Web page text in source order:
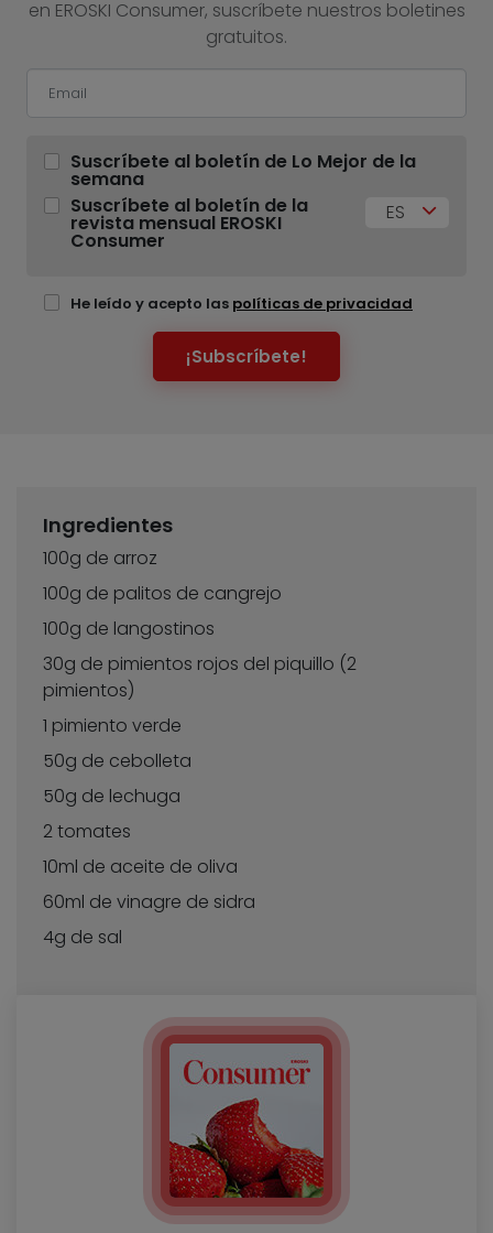
en EROSKI Consumer, suscríbete nuestros boletines
gratuitos.
Suscríbete al boletín de Lo Mejor de la
semana
Suscríbete al boletín de la
revista mensual EROSKI
Consumer
ES
He leído y acepto las políticas de privacidad
¡Subscríbete!
Ingredientes
100g de arroz
100g de palitos de cangrejo
100g de langostinos
30g de pimientos rojos del piquillo (2
pimientos)
1 pimiento verde
50g de cebolleta
50g de lechuga
2 tomates
10ml de aceite de oliva
60ml de vinagre de sidra
4g de sal